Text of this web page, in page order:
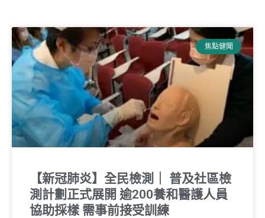
焦點健聞
【新冠肺炎】全民檢測｜ 普及社區檢
測計劃正式展開 逾200養和醫護人員
協助採樣 需事前接受訓練